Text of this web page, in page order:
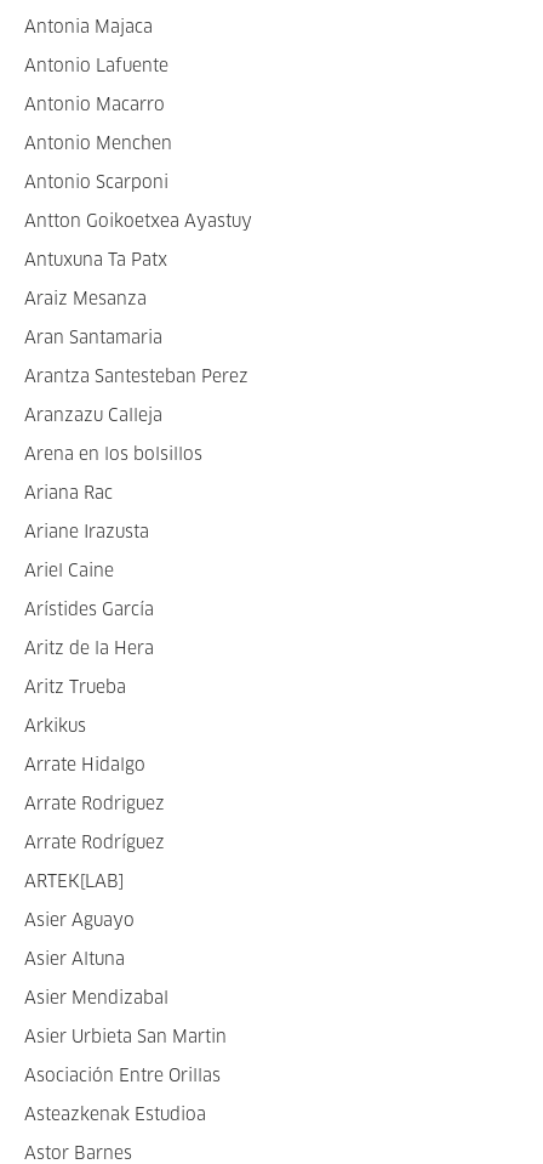
Antonia Majaca
Antonio Lafuente
Antonio Macarro
Antonio Menchen
Antonio Scarponi
Antton Goikoetxea Ayastuy
Antuxuna Ta Patx
Araiz Mesanza
Aran Santamaria
Arantza Santesteban Perez
Aranzazu Calleja
Arena en los bolsillos
Ariana Rac
Ariane Irazusta
Ariel Caine
Arístides García
Aritz de la Hera
Aritz Trueba
Arkikus
Arrate Hidalgo
Arrate Rodriguez
Arrate Rodríguez
ARTEK[LAB]
Asier Aguayo
Asier Altuna
Asier Mendizabal
Asier Urbieta San Martin
Asociación Entre Orillas
Asteazkenak Estudioa
Astor Barnes